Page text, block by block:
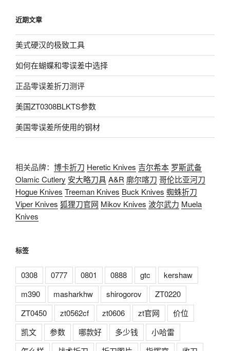
近期文章
美式硬汉的极致工具
如何在蝴蝶和零误差中选择
正品零误差折刀测评
美国ZT0308BLKTS参数
美国零误差所使用的钢材
相关品牌： 博卡折刀 Heretic Knives 吉尔希本 罗斯武备
Olamic Cutlery 安大略刀具A&R 廓尔喀刀 哥伦比亚河刀
Hogue Knives Treeman Knives Buck Knives 蜘蛛折刀
Viper Knives 狐狸刀官网 Mikov Knives 波尔武力 Muela
Knives
标签
0308 0777 0801 0888 gtc
kershaw
m390
masharkhw shirogorov
ZT0220
ZT0450
zt0562cf zt0606 zt官网
价位
凯文
参数 哪款好 多少钱
小哈雷